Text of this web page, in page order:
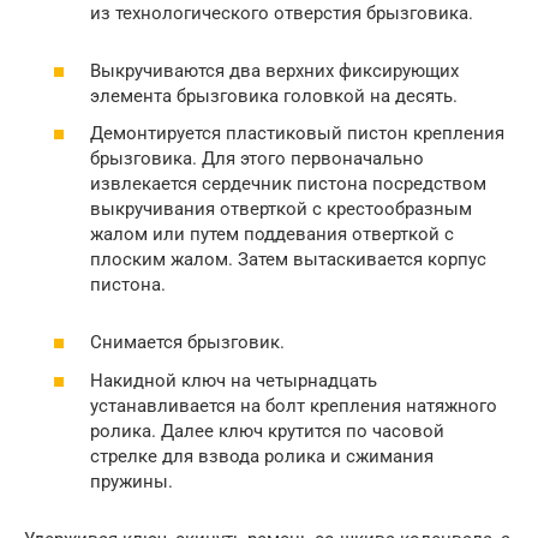
из технологического отверстия брызговика.
Выкручиваются два верхних фиксирующих
элемента брызговика головкой на десять.
Демонтируется пластиковый пистон крепления
брызговика. Для этого первоначально
извлекается сердечник пистона посредством
выкручивания отверткой с крестообразным
жалом или путем поддевания отверткой с
плоским жалом. Затем вытаскивается корпус
пистона.
Снимается брызговик.
Накидной ключ на четырнадцать
устанавливается на болт крепления натяжного
ролика. Далее ключ крутится по часовой
стрелке для взвода ролика и сжимания
пружины.